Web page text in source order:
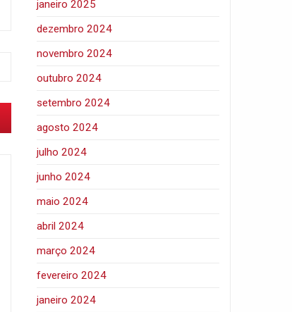
janeiro 2025
dezembro 2024
novembro 2024
outubro 2024
setembro 2024
agosto 2024
julho 2024
junho 2024
maio 2024
abril 2024
março 2024
fevereiro 2024
janeiro 2024